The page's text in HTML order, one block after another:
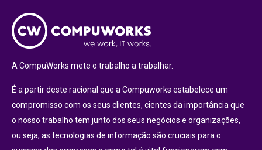
A CompuWorks mete o trabalho a trabalhar.
É a partir deste racional que a Compuworks estabelece um
compromisso com os seus clientes, cientes da importância que
o nosso trabalho tem junto dos seus negócios e organizações,
ou seja, as tecnologias de informação são cruciais para o